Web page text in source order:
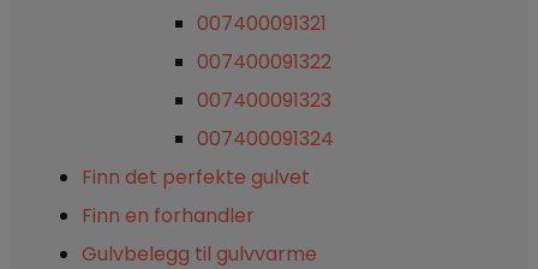
007400091321
007400091322
007400091323
007400091324
Finn det perfekte gulvet
Finn en forhandler
Gulvbelegg til gulvvarme